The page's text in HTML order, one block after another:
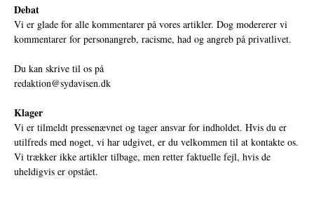
Debat
Vi er glade for alle kommentarer på vores artikler. Dog modererer vi
kommentarer for personangreb, racisme, had og angreb på privatlivet.
Du kan skrive til os på
redaktion@sydavisen.dk
Klager
Vi er tilmeldt pressenævnet og tager ansvar for indholdet. Hvis du er
utilfreds med noget, vi har udgivet, er du velkommen til at kontakte os.
Vi trækker ikke artikler tilbage, men retter faktuelle fejl, hvis de
uheldigvis er opstået.